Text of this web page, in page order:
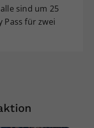
sind um 25
Pass für zwei